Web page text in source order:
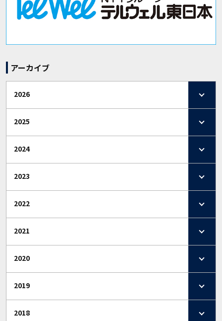
アーカイブ
2026
2025
2024
2023
2022
2021
2020
2019
2018